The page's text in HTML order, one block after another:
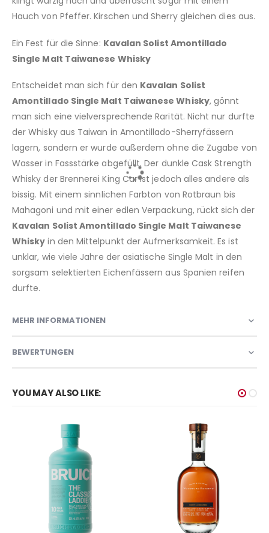
Hauch von Pfeffer. Kirschen und Sherry gleichen dies aus.
Ein Fest für die Sinne: Kavalan Solist Amontillado
Single Malt Taiwanese Whisky
Entscheidet man sich für den Kavalan Solist
Amontillado Single Malt Taiwanese Whisky, gönnt
man sich eine vielversprechende Rarität. Nicht nur durfte
der Whisky aus Taiwan in Amontillado-Sherryfässern
lagern, sondern er wurde außerdem ohne die Zugabe von
Wasser in Fassstärke abgefüllt. Der dunkle Cask Strength
Whisky der Brennerei King Car ist jedoch alles andere als
bissig. Mit einem sinnlichen Farbton von Rotbraun bis
Mahagoni und mit einer edlen Verpackung, rückt sich der
Kavalan Solist Amontillado Single Malt Taiwanese
Whisky in den Mittelpunkt der Aufmerksamkeit. Es ist
unklar, wie viele Jahre der asiatische Single Malt in den
sorgsam selektierten Eichenfässern aus Spanien reifen
durfte.
MEHR INFORMATIONEN
BEWERTUNGEN
YOU MAY ALSO LIKE: